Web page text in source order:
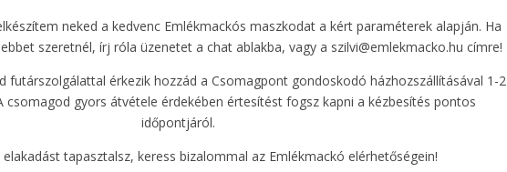
neked a kedvenc Emlékmackós maszkodat a kért paraméterek alapján. Ha
szeretnél, írj róla üzenetet a chat ablakba, vagy a szilvi@emlekmacko.hu címre!
futárszolgálattal érkezik hozzád a Csomagpont gondoskodó házhozszállításával 1-2
csomagod gyors átvétele érdekében értesítést fogsz kapni a kézbesítés pontos
időpontjáról.
elakadást tapasztalsz, keress bizalommal az Emlékmackó elérhetőségein!